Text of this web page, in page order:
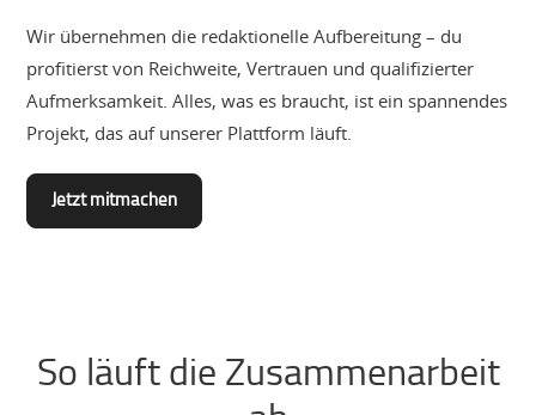
Wir übernehmen die redaktionelle Aufbereitung – du
profitierst von Reichweite, Vertrauen und qualifizierter
Aufmerksamkeit. Alles, was es braucht, ist ein spannendes
Projekt, das auf unserer Plattform läuft.
Jetzt mitmachen
So läuft die Zusammenarbeit